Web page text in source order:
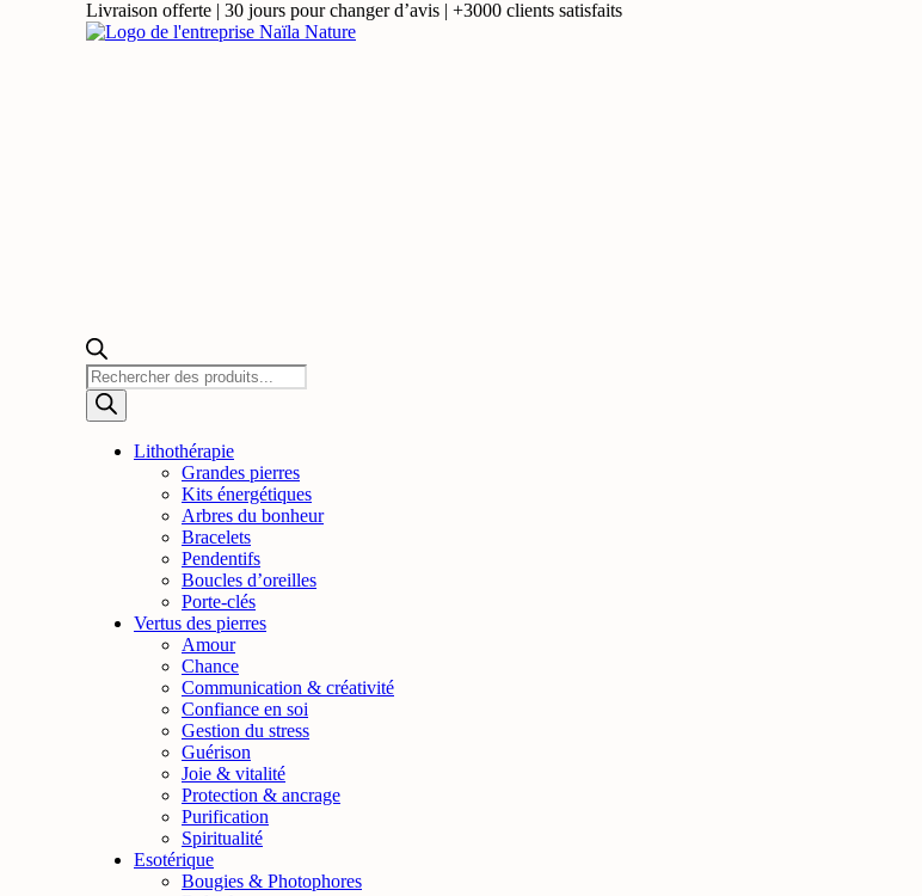
Livraison offerte | 30 jours pour changer d’avis | +3000 clients satisfaits
Recherche
de
produits
Lithothérapie
Grandes pierres
Kits énergétiques
Arbres du bonheur
Bracelets
Pendentifs
Boucles d’oreilles
Porte-clés
Vertus des pierres
Amour
Chance
Communication & créativité
Confiance en soi
Gestion du stress
Guérison
Joie & vitalité
Protection & ancrage
Purification
Spiritualité
Esotérique
Bougies & Photophores